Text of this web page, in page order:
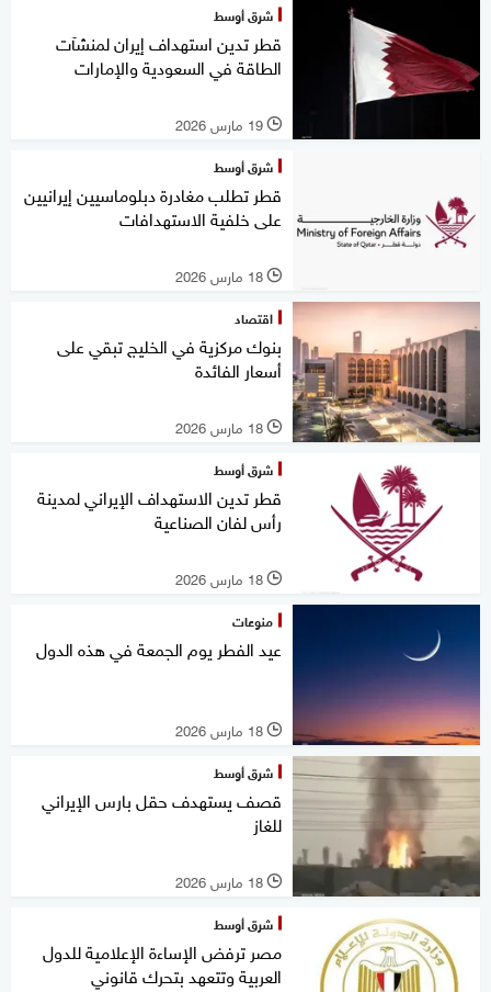
شرق أوسط
قطر تدين استهداف إيران لمنشآت
الطاقة في السعودية والإمارات
l 19 مارس 2026
شرق أوسط
قطر تطلب مغادرة دبلوماسيين إيرانيين
على خلفية الاستهدافات
l 18 مارس 2026
اقتصاد
بنوك مركزية في الخليج تبقي على
أسعار الفائدة
l 18 مارس 2026
شرق أوسط
قطر تدين الاستهداف الإيراني لمدينة
رأس لفان الصناعية
l 18 مارس 2026
منوعات
عيد الفطر يوم الجمعة في هذه الدول
l 18 مارس 2026
شرق أوسط
قصف يستهدف حقل بارس الإيراني
للغاز
l 18 مارس 2026
شرق أوسط
مصر ترفض الإساءة الإعلامية للدول
العربية وتتعهد بتحرك قانوني